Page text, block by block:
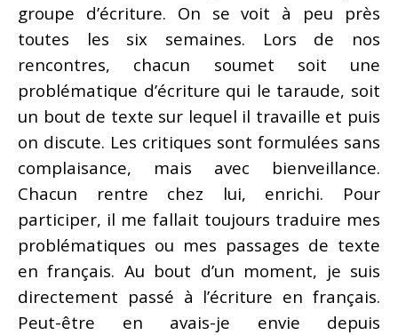
groupe d’écriture. On se voit à peu près
toutes les six semaines. Lors de nos
rencontres, chacun soumet soit une
problématique d’écriture qui le taraude, soit
un bout de texte sur lequel il travaille et puis
on discute. Les critiques sont formulées sans
complaisance, mais avec bienveillance.
Chacun rentre chez lui, enrichi. Pour
participer, il me fallait toujours traduire mes
problématiques ou mes passages de texte
en français. Au bout d’un moment, je suis
directement passé à l’écriture en français.
Peut-être en avais-je envie depuis